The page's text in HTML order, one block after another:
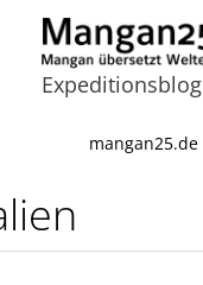
Expeditionsblog
mangan25.de